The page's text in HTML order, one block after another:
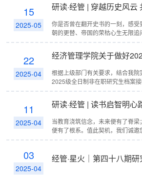
15
2025-05
你是否曾在翻开史书的一刻，感
朝的更替、帝国的荣枯心生无限追
录，更是解锁现实的密码、启迪未
四位分享人将同你共赴...
22
2025-04
根据上级部门有关要求，结合我
2025级全日制非在职研究生档案接
关要求通知如下：一、档案接收
请告知档案管理部门通...
11
2025-04
当教育浇筑信念，未来便有了脊
便有了根系。值此契机，我们诚邀
教育铸魂筑未来"读书会，以经典
03
2025-04
经管·星火｜第四十八期